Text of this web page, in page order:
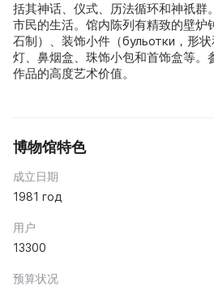
括其神话、仪式、历法循环和神祇群
市民的生活。馆内陈列有精致的壁炉
石制）、装饰小件（бульотки，形
灯、鼻烟盒、珠饰小包和首饰盒等。
作品的高度艺术价值。
博物馆特色
成立日期
1981 год
用户
13300
预算状况